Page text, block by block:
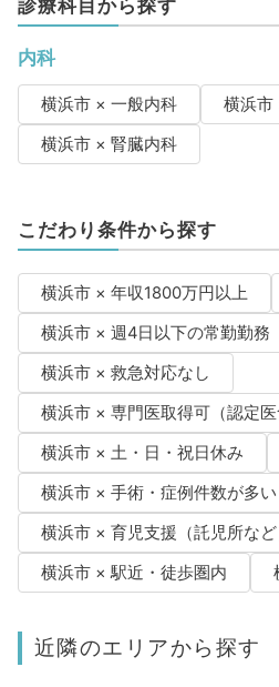
診療科目から探す
内科
横浜市 × 一般内科
横浜市
横浜市 × 腎臓内科
こだわり条件から探す
横浜市 × 年収1800万円以上
横浜市 × 週4日以下の常勤勤務
横浜市 × 救急対応なし
横浜市 × 専門医取得可（認定医
横浜市 × 土・日・祝日休み
横浜市 × 手術・症例件数が多い
横浜市 × 育児支援（託児所など
横浜市 × 駅近・徒歩圏内
近隣のエリアから探す